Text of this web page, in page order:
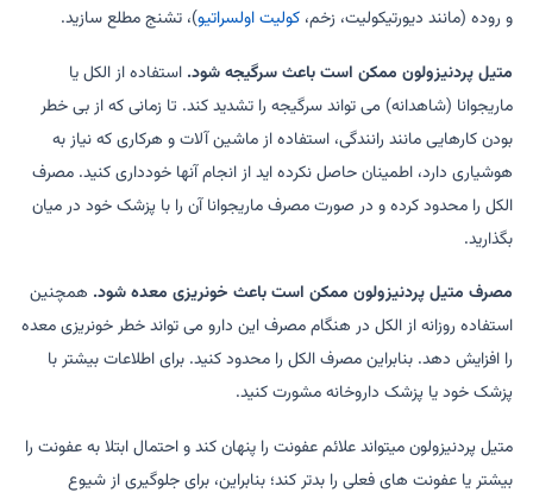
و روده (مانند دیورتیکولیت، زخم،کولیت اولسراتیو)، تشنج مطلع سازید.
متیل پردنیزولون ممکن است باعث سرگیجه شود. استفاده از الکل یا
ماریجوانا (شاهدانه) می تواند سرگیجه را تشدید کند. تا زمانی که از بی خطر
بودن کارهایی مانند رانندگی، استفاده از ماشین آلات و هرکاری که نیاز به
هوشیاری دارد، اطمینان حاصل نکرده اید از انجام آنها خودداری کنید. مصرف
الکل را محدود کرده و در صورت مصرف ماریجوانا آن را با پزشک خود در میان
بگذارید.
مصرف متیل پردنیزولون ممکن است باعث خونریزی معده شود. همچنین
استفاده روزانه از الکل در هنگام مصرف این دارو می تواند خطر خونریزی معده
را افزایش دهد. بنابراین مصرف الکل را محدود کنید. برای اطلاعات بیشتر با
پزشک خود یا پزشک داروخانه مشورت کنید.
متیل پردنیزولون میتواند علائم عفونت را پنهان کند و احتمال ابتلا به عفونت را
بیشتر یا عفونت های فعلی را بدتر کند؛ بنابراین، برای جلوگیری از شیوع